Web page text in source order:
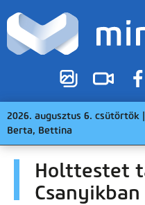
2026. augusztus 6. csütörtök |
Berta, Bettina
Holttestet
Csanyikban